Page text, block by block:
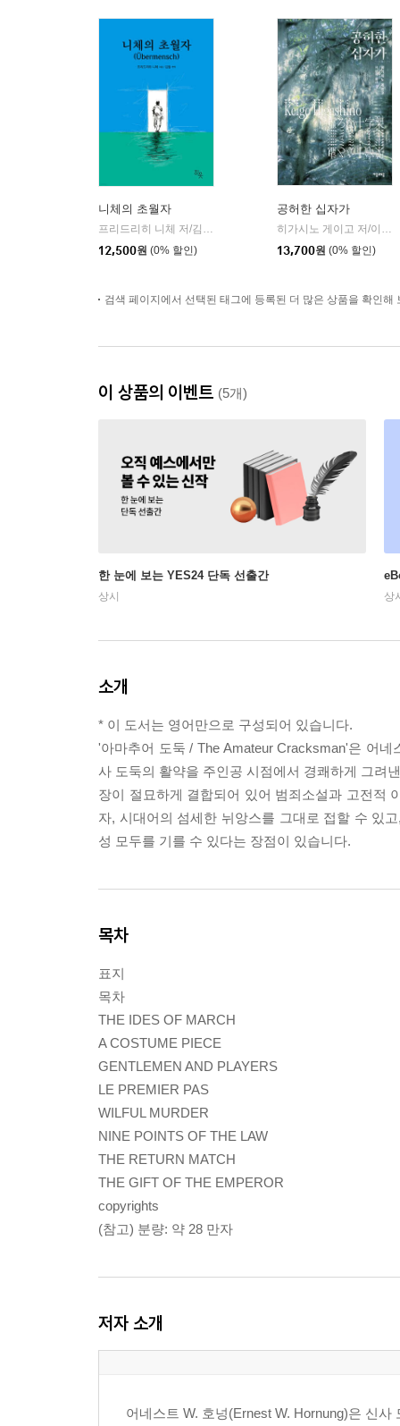
니체의 초월자
프리드리히 니체 저/김철 편역
12,500원 (0% 할인)
공허한 십자가
히가시노 게이고 저/이선희 역
13,700원 (0% 할인)
검색 페이지에서 선택된 태그에 등록된 더 많은 상품을 확인해
이 상품의 이벤트 (5개)
한 눈에 보는 YES24 단독 선출간
상시 상
소개
* 이 도서는 영어만으로 구성되어 있습니다.
'아마추어 도둑 / The Amateur Cracksman'은 어
사 도둑의 활약을 주인공 시점에서 경쾌하게 그려
장이 절묘하게 결합되어 있어 범죄소설과 고전적
자, 시대어의 섬세한 뉘앙스를 그대로 접할 수 있
성 모두를 기를 수 있다는 장점이 있습니다.
목차
표지
목차
THE IDES OF MARCH
A COSTUME PIECE
GENTLEMEN AND PLAYERS
LE PREMIER PAS
WILFUL MURDER
NINE POINTS OF THE LAW
THE RETURN MATCH
THE GIFT OF THE EMPEROR
copyrights
(참고) 분량: 약 28 만자
저자 소개
어네스트 W. 호넝(Ernest W. Hornung)은 신